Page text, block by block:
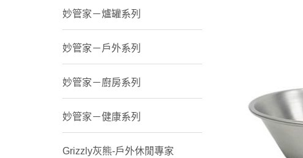
妙管家－爐罐系列
妙管家－戶外系列
妙管家－廚房系列
妙管家－健康系列
Grizzly灰熊-戶外休閒專家